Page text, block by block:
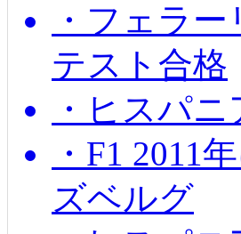
・フェラ
テスト合格
・ヒスパ
・F1 2011
ズベルグ